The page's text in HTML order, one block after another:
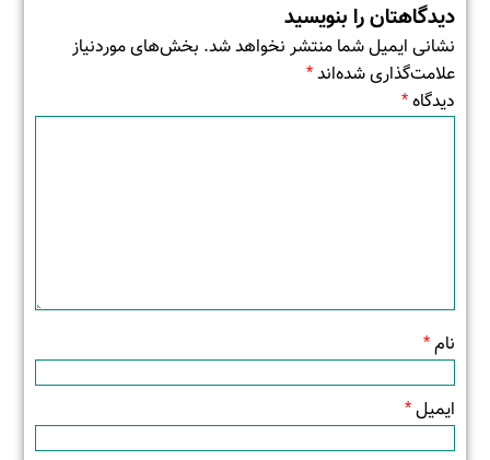
دیدگاهتان را بنویسید
نشانی ایمیل شما منتشر نخواهد شد. بخش‌های موردنیاز
علامت‌گذاری شده‌اند*
دیدگاه*
نام*
ایمیل*